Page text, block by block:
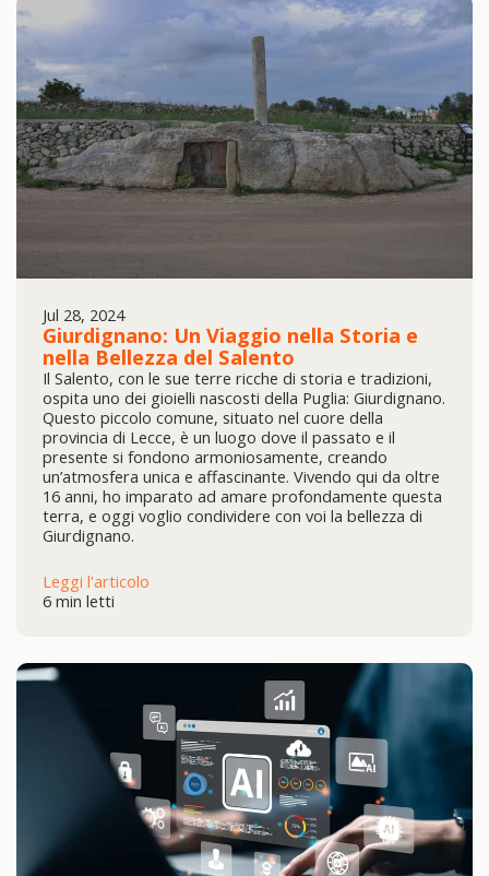
Jul 28, 2024
Giurdignano: Un Viaggio nella Storia e
nella Bellezza del Salento
Il Salento, con le sue terre ricche di storia e tradizioni,
ospita uno dei gioielli nascosti della Puglia: Giurdignano.
Questo piccolo comune, situato nel cuore della
provincia di Lecce, è un luogo dove il passato e il
presente si fondono armoniosamente, creando
un’atmosfera unica e affascinante. Vivendo qui da oltre
16 anni, ho imparato ad amare profondamente questa
terra, e oggi voglio condividere con voi la bellezza di
Giurdignano.
Leggi l'articolo
6 min letti